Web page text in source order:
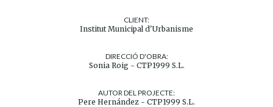
CLIENT:
Institut Municipal d'Urbanisme
DIRECCIÓ D'OBRA:
Sonia Roig - CTP1999 S.L.
AUTOR DEL PROJECTE:
Pere Hernández - CTP1999 S.L.